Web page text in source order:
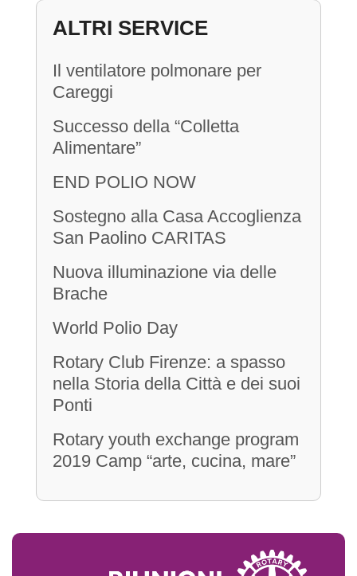
Segreteria Di Club
LETTERE DEL
GOVERNATORE
ALTRI SERVICE
Il ventilatore polmonare per
Careggi
Successo della “Colletta
Alimentare”
END POLIO NOW
Sostegno alla Casa Accoglienza
San Paolino CARITAS
Nuova illuminazione via delle
Brache
World Polio Day
Rotary Club Firenze: a spasso
nella Storia della Città e dei suoi
Ponti
Rotary youth exchange program
2019 Camp “arte, cucina, mare”